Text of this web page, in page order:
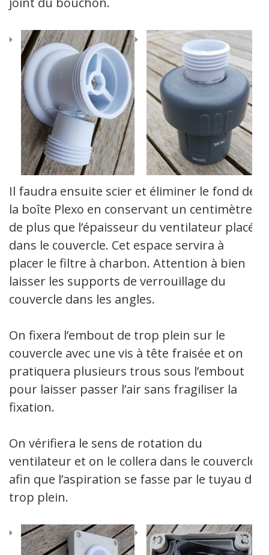
Il faudra ensuite scier et éliminer le fond de
la boîte Plexo en conservant un centimètre
de plus que l’épaisseur du ventilateur placé
dans le couvercle. Cet espace servira à
placer le filtre à charbon. Attention à bien
laisser les supports de verrouillage du
couvercle dans les angles.
On fixera l’embout de trop plein sur le
couvercle avec une vis à tête fraisée et on
pratiquera plusieurs trous sous l’embout
pour laisser passer l’air sans fragiliser la
fixation.
On vérifiera le sens de rotation du
ventilateur et on le collera dans le couvercle
afin que l’aspiration se fasse par le tuyau de
trop plein.